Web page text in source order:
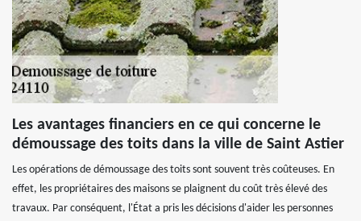
Les avantages financiers en ce qui concerne le
démoussage des toits dans la ville de Saint Astier
Les opérations de démoussage des toits sont souvent très coûteuses. En
effet, les propriétaires des maisons se plaignent du coût très élevé des
travaux. Par conséquent, l'État a pris les décisions d'aider les personnes